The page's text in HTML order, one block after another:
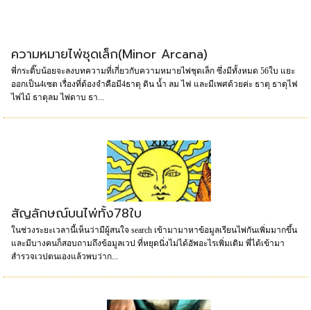
ความหมายไพ่ชุดเล็ก(Minor Arcana)
พี่กระติ๊บน้อยจะลงบทความที่เกี่ยวกับความหมายไพ่ชุดเล็ก ซึ่งมีทั้งหมด 56ใบ แยะ
ออกเป็น4เซต เรื่องที่ต้องจำคือมี4ธาตุ ดิน น้ำ ลม ไฟ และมีเพศด้วยค่ะ ธาตุ ธาตุไฟ
ไพ่ไม้ ธาตุลม ไพ่ดาบ ธา...
สัญลักษณ์บนไพ่ทั้ง78ใบ
ในช่วงระยะเวลานี้เห็นว่ามีผู้สนใจ search เข้ามามาหาข้อมูลเรียนไพ่กันเพิ่มมากขึ้น
และมีบางคนก็สอบถามถึงข้อมูลเวป ที่หยุดนิ่งไม่ได้อัพอะไรเพิ่มเติม พี่ได้เข้ามา
สำรวจเวปตนเองแล้วพบว่าก...